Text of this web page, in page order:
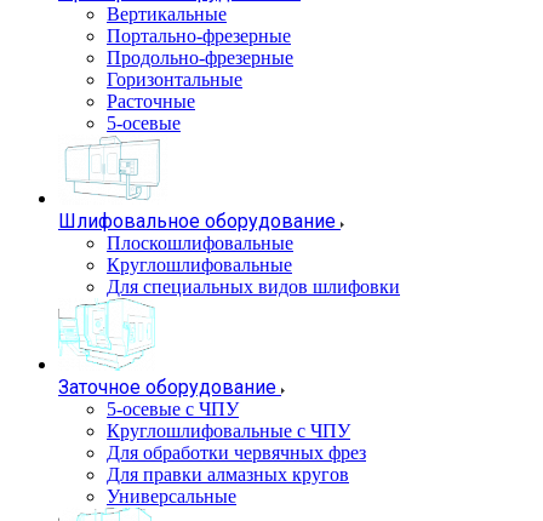
Вертикальные
Портально-фрезерные
Продольно-фрезерные
Горизонтальные
Расточные
5-осевые
Шлифовальное оборудование
Плоскошлифовальные
Круглошлифовальные
Для специальных видов шлифовки
Заточное оборудование
5-осевые с ЧПУ
Круглошлифовальные с ЧПУ
Для обработки червячных фрез
Для правки алмазных кругов
Универсальные